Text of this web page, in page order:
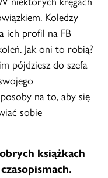
Koledzy
ich profil na FB
Jak oni to robią?
pójdziesz do szefa
na to, aby się
sobie
książkach